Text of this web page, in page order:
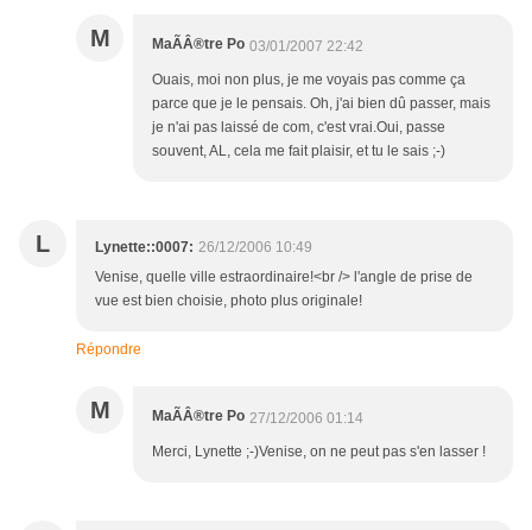
M MaÃÂ®tre Po 03/01/2007 22:42
Ouais, moi non plus, je me voyais pas comme ça
parce que je le pensais. Oh, j'ai bien dû passer, mais
je n'ai pas laissé de com, c'est vrai.Oui, passe
souvent, AL, cela me fait plaisir, et tu le sais ;-)
L Lynette::0007: 26/12/2006 10:49
Venise, quelle ville estraordinaire!<br /> l'angle de prise de
vue est bien choisie, photo plus originale!
Répondre
M MaÃÂ®tre Po 27/12/2006 01:14
Merci, Lynette ;-)Venise, on ne peut pas s'en lasser !